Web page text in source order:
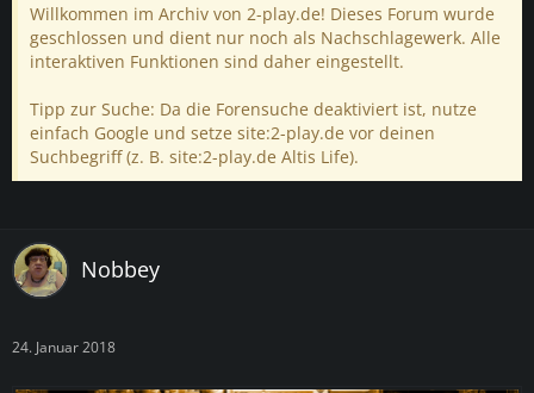
Willkommen im Archiv von 2-play.de! Dieses Forum wurde
geschlossen und dient nur noch als Nachschlagewerk. Alle
interaktiven Funktionen sind daher eingestellt.
Tipp zur Suche: Da die Forensuche deaktiviert ist, nutze
einfach Google und setze site:2-play.de vor deinen
Suchbegriff (z. B. site:2-play.de Altis Life).
Nobbey
24. Januar 2018